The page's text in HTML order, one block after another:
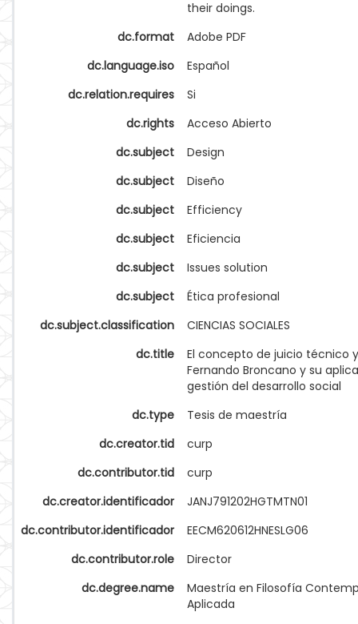
their doings.
dc.format
Adobe PDF
dc.language.iso
Español
dc.relation.requires
Si
dc.rights
Acceso Abierto
dc.subject
Design
dc.subject
Diseño
dc.subject
Efficiency
dc.subject
Eficiencia
dc.subject
Issues solution
dc.subject
Ética profesional
dc.subject.classification
CIENCIAS SOCIALES
dc.title
El concepto de juicio técnico
Fernando Broncano y su
gestión del desarrollo social
dc.type
Tesis de maestría
dc.creator.tid
curp
dc.contributor.tid
curp
dc.creator.identificador
JANJ791202HGTMTN01
dc.contributor.identificador
EECM620612HNESLG06
dc.contributor.role
Director
dc.degree.name
Maestría en Filosofía
Aplicada